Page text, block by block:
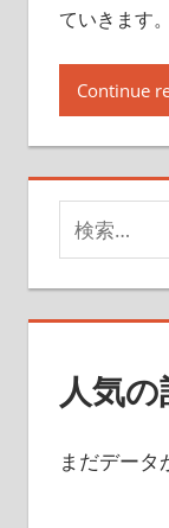
ていきます
Continue
対
象:
人気
まだデータ